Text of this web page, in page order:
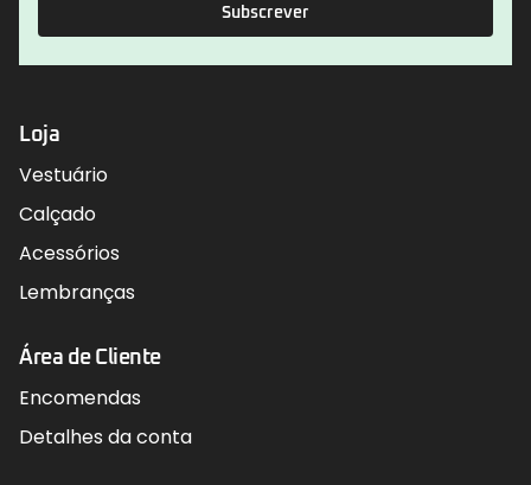
Subscrever
Loja
Vestuário
Calçado
Acessórios
Lembranças
Área de Cliente
Encomendas
Detalhes da conta